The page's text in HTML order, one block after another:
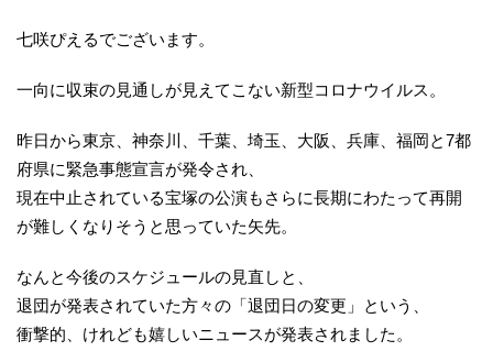
七咲ぴえるでございます。
一向に収束の見通しが見えてこない新型コロナウイルス。
昨日から東京、神奈川、千葉、埼玉、大阪、兵庫、福岡と7都
府県に緊急事態宣言が発令され、
現在中止されている宝塚の公演もさらに長期にわたって再開
が難しくなりそうと思っていた矢先。
なんと今後のスケジュールの見直しと、
退団が発表されていた方々の「退団日の変更」という、
衝撃的、けれども嬉しいニュースが発表されました。